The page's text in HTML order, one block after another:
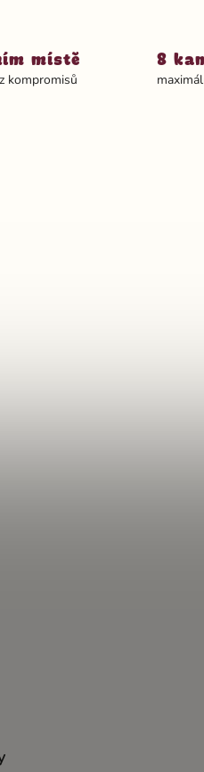
místě
kompromisů
8